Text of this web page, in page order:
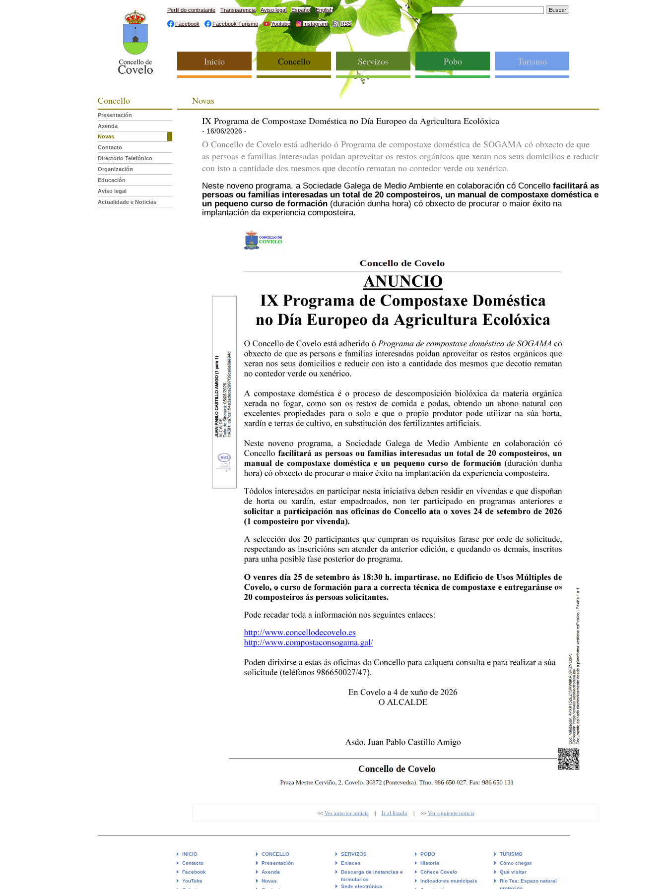
Perfil do contratante Transparencia Aviso legal Español English
Facebook Facebook Turismo Youtube Instagram RSS
Inicio Concello Servizos Pobo Turismo
Concello
Presentación
Axenda
Novas
Contacto
Directorio Telefónico
Organización
Educación
Aviso legal
Actualidade e Noticias
Novas
IX Programa de Compostaxe Doméstica no Día Europeo da Agricultura Ecolóxica
- 16/06/2026 -
O Concello de Covelo está adherido ó Programa de compostaxe doméstica de SOGAMA có obxecto de que
as persoas e familias interesadas poidan aproveitar os restos orgánicos que xeran nos seus domicilios e reducir
con isto a cantidade dos mesmos que decotío rematan no contedor verde ou xenérico.
Neste noveno programa, a Sociedade Galega de Medio Ambiente en colaboración có Concello facilitará as
persoas ou familias interesadas un total de 20 composteiros, un manual de compostaxe doméstica e
un pequeno curso de formación (duración dunha hora) có obxecto de procurar o maior éxito na
implantación da experiencia composteira.
<< Ver anterior noticia | Ir al listado | >> Ver siguiente noticia
INICIO
Contacto
Facebook
YouTube
CONCELLO
Presentación
Axenda
Novas
SERVIZOS
Enlaces
Descarga de instancias e
formularios
Sede electrónica
POBO
Historia
Coñece Covelo
Indicadores municipais
TURISMO
Cómo chegar
Qué visitar
Río Tea: Espazo natural